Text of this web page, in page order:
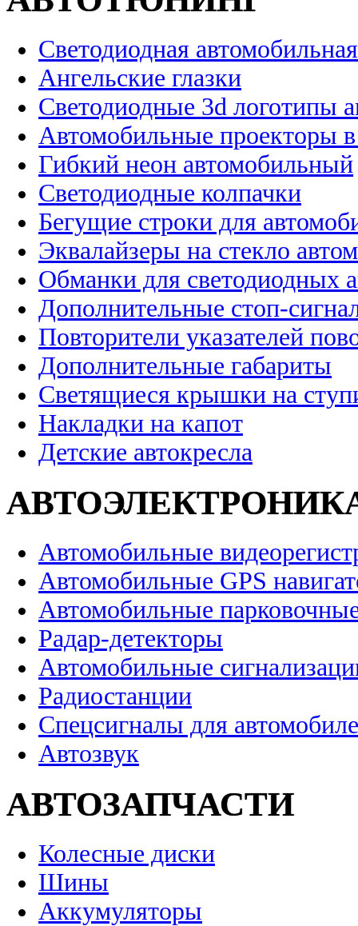
Светодиодная
Ангельские глазки
Светодиодные 3d логотипы
Автомобильные проекторы
Гибкий неон автомобильный
Светодиодные колпачки
Бегущие строки для
Эквалайзеры на стекло
Обманки для светодиодных
Дополнительные стоп-
Повторители указателей
Дополнительные габариты
Светящиеся крышки на
Накладки на капот
Детские автокресла
Автомобильные
Автомобильные GPS
Автомобильные
Радар-детекторы
Автомобильные
Радиостанции
Спецсигналы для
Автозвук
АВТОЗАПЧАСТИ
Колесные диски
Шины
Аккумуляторы